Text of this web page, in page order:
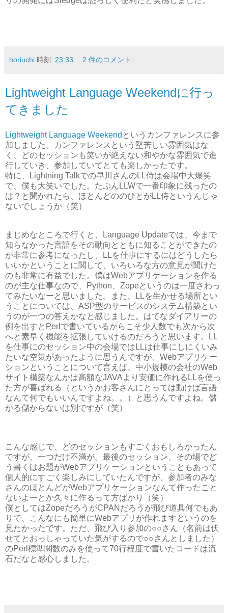
horiuchi 時刻: 23:33 2 件のコメント:
Lightweight Language Weekendに行っ
てきました
Lightweight Language Weekend というカンファレンスに参
加しました。カンファレンスという堅苦しい雰囲気はな
く、どのセッションも笑いが絶えない和やかな雰囲気で進
行していき、参加していてとても楽しかったです。
特に、Lightning Talkでの早川さんのLL侍は会場中大爆笑
で、僕も大笑いでした。たぶんLLWで一番印象に残ったの
は？と聞かれたら、ほとんどののひとがLL侍というんじゃ
ないでしょうか（笑）
まじめなところで行くと、Language Updateでは、今まで
知らなかった言語をその動向とともに知ることができたの
が非常に参考になったし、LLを仕事にするにはどうしたら
いいかということに関して、いろいろな方の意見が聞けた
のも非常に有益でした。僕はWebアプリケーションを作る
のが主な仕事なので、Python、Zopeというのは一度さわっ
てみたいなーと思いました。また、LLを生かせる場所とい
うことについては、ASP型のサービスのシステム構築とい
うのが一つの答えかなと感じました。はてなダイアリーの
例を出すとPerlで書いているからこそ少人数でも次から次
へと素早く機能を拡張していけるのだろうと思います。LL
を仕事にのセッション中の会場ではLLは仕事にしにくいみ
たいな空気があったように思うんですが、Webアプリケー
ションということについて言えば、中小規模の会社のWeb
サイト構築なんかは高額なJAVAより安価に作れるLLを使っ
た方が喜ばれる（というかお客さんにとっては動けば言語
なんて何でもいいんですよね。。）と思うんですよね。儲
かる儲からないは別ですが（笑）
こんな感じで、どのセッションもすごくおもしろかったん
ですが、一つだけ不満が。最後のセッション、その場でど
う書くはお題がWebアプリケーションということもあって
個人的にすごく楽しみにしていたんですが、参加者のみな
さんのほとんどがWebアプリケーションなんて作ったこと
ないよーとか久々に作るって方ばかり（笑）
僕としてはZopeだろうがCPANだろうが飛び道具何でもあ
りで、こんなにも簡単にWebアプリが作れますというのを
見たかったです。ただ、飛び入り参加の○○さん（名前は伏
せてとおっしゃっていた気がするので○○さんとしました）
のPerl標準関数のみを使って70行程度で書いたコードは流
石だなと感心しました。